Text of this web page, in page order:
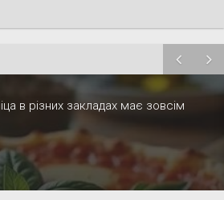
в різних закладах має зовсім